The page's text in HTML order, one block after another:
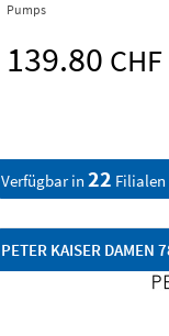
Pumps
139.80 CHF
Verfügbar in 22 Filialen
PETER KAISER DAMEN